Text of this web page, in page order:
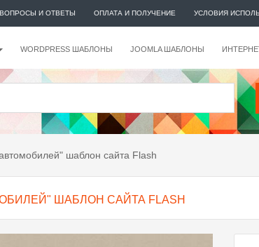
ВОПРОСЫ И ОТВЕТЫ ОПЛАТА И ПОЛУЧЕНИЕ УСЛОВИЯ
WORDPRESS ШАБЛОНЫ JOOMLA ШАБЛОНЫ
шаблон сайта Flash
ШАБЛОН САЙТА FLASH